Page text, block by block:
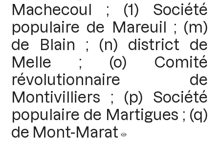
Machecoul ; (1) Société
populaire de Mareuil ; (m)
de Blain ; (n) district de
Melle ; (o) Comité
révolutionnaire de
Montivilliers ; (p) Société
populaire de Martigues ; (q)
de Mont-Marat